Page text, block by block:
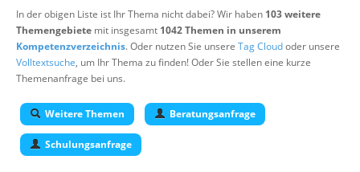
In der obigen Liste ist Ihr Thema nicht dabei? Wir haben 103 weitere
Themengebiete mit insgesamt 1042 Themen in unserem
Kompetenzverzeichnis. Oder nutzen Sie unsere Tag Cloudoder unsere
Volltextsuche, um Ihr Thema zu finden! Oder Sie stellen eine kurze
Themenanfrage bei uns.
Weitere Themen Beratungsanfrage
Schulungsanfrage